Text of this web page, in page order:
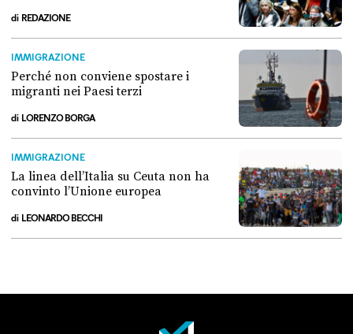
di REDAZIONE
IMMIGRAZIONE
Perché non conviene spostare i
migranti nei Paesi terzi
di LORENZO BORGA
IMMIGRAZIONE
La linea dell’Italia su Ceuta non ha
convinto l’Unione europea
di LEONARDO BECCHI